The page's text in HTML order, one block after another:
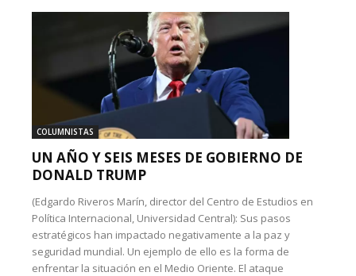
COLUMNISTAS
UN AÑO Y SEIS MESES DE GOBIERNO DE
DONALD TRUMP
(Edgardo Riveros Marín, director del Centro de Estudios en
Política Internacional, Universidad Central): Sus pasos
estratégicos han impactado negativamente a la paz y
seguridad mundial. Un ejemplo de ello es la forma de
enfrentar la situación en el Medio Oriente. El ataque